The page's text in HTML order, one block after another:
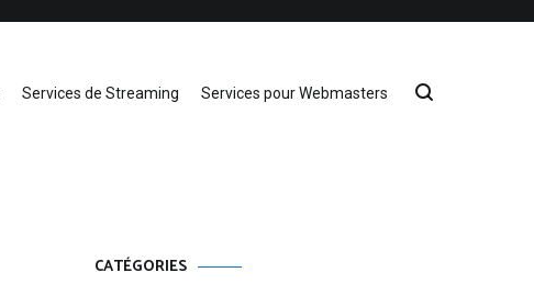
Services de Streaming Services pour Webmasters
CATÉGORIES